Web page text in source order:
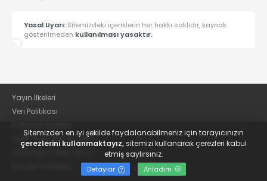
Yasal Uyarı: Sitemizdeki içeriklerin her hakkı saklıdır, kaynak
gösterilmeden kullanılması yasaktır.
Yayın İlkeleri
Veri Politikası
KVKK Aydınlatma Metni
Sitemizden en iyi şekilde faydalanabilmeniz için tarayıcınızın
çerezlerini kullanmaktayız,sitemizi kullanarak çerezleri kabul
etmiş saylırsınız.
Detaylar Anladım